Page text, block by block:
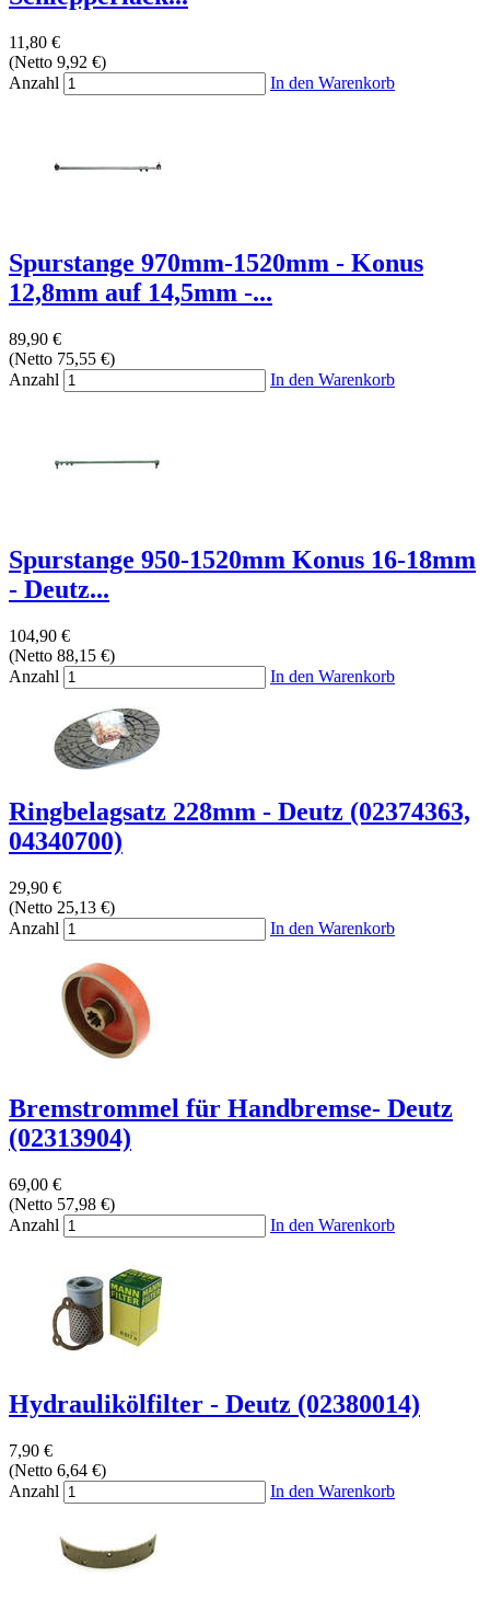
11,80 €
(Netto 9,92 €)
Anzahl
In den Warenkorb
Spurstange 970mm-1520mm - Konus
12,8mm auf 14,5mm -...
89,90 €
(Netto 75,55 €)
Anzahl
In den Warenkorb
Spurstange 950-1520mm Konus 16-18mm
- Deutz...
104,90 €
(Netto 88,15 €)
Anzahl
In den Warenkorb
Ringbelagsatz 228mm - Deutz (02374363,
04340700)
29,90 €
(Netto 25,13 €)
Anzahl
In den Warenkorb
Bremstrommel für Handbremse- Deutz
(02313904)
69,00 €
(Netto 57,98 €)
Anzahl
In den Warenkorb
Hydraulikölfilter - Deutz (02380014)
7,90 €
(Netto 6,64 €)
Anzahl
In den Warenkorb